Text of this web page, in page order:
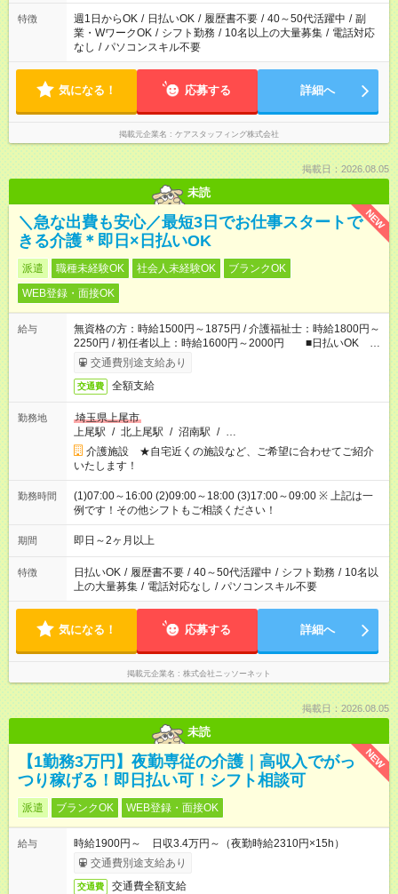
特徴 週1日からOK / 日払いOK / 履歴書不要 / 40～50代活躍中 / 副
業・WワークOK / シフト勤務 / 10名以上の大量募集 / 電話対応
なし / パソコンスキル不要
気になる！ 応募する 詳細へ
掲載元企業名 ケアスタッフィング株式会社
掲載日：2026.08.05
未読
NEW
＼急な出費も安心／最短3日でお仕事スタートで
きる介護＊即日×日払いOK
派遣 職種未経験OK 社会人未経験OK
ブランクOK
WEB登録・面接OK
給与
無資格の方：時給1500円～1875円 / 介護福祉士：時給1800円～
2250円 / 初任者以上：時給1600円～2000円 ■日払いOK ■
日収例：1万2000円（時給1500円×8h）
交通費別途支給あり
交通費 全額支給
勤務地
埼玉県上尾市
上尾駅 / 北上尾駅 / 沼南駅 / …
介護施設 ★自宅近くの施設など、ご希望に合わせてご紹介
いたします！
勤務時間
(1)07:00～16:00 (2)09:00～18:00 (3)17:00～09:00 ※ 上記は一
例です！その他シフトもご相談ください！
期間 即日～2ヶ月以上
特徴 日払いOK / 履歴書不要 / 40～50代活躍中 / シフト勤務 / 10名以
上の大量募集 / 電話対応なし / パソコンスキル不要
気になる！ 応募する 詳細へ
掲載元企業名 株式会社ニッソーネット
掲載日：2026.08.05
未読
NEW
【1勤務3万円】夜勤専従の介護｜高収入でがっ
つり稼げる！即日払い可！シフト相談可
派遣 ブランクOK WEB登録・面接OK
給与
時給1900円～ 日収3.4万円～（夜勤時給2310円×15h）
交通費別途支給あり
交通費 交通費全額支給